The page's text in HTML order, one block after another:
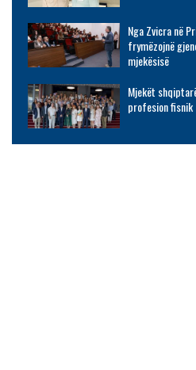
Nga Zvicra në
frymëzojnë
mjekësisë
Mjekët
profesion fisnik